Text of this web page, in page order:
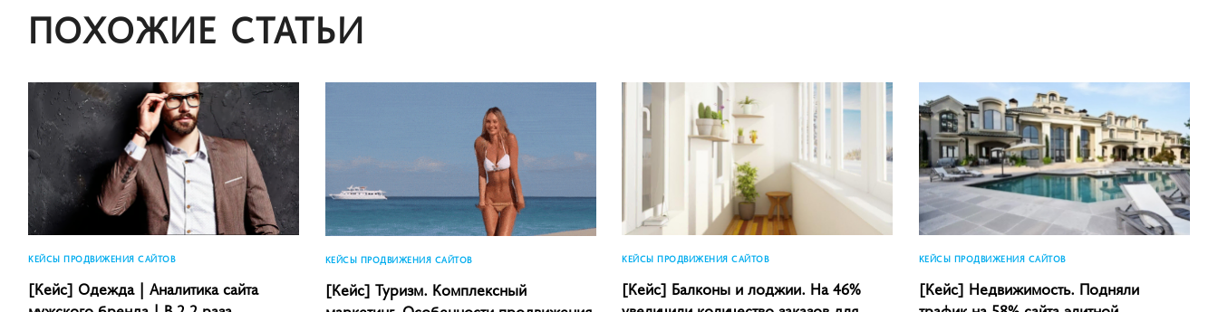
ПОХОЖИЕ СТАТЬИ
КЕЙСЫ ПРОДВИЖЕНИЯ САЙТОВ
[Кейс] Одежда | Аналитика сайта
КЕЙСЫ ПРОДВИЖЕНИЯ САЙТОВ
[Кейс] Туризм. Комплексный
КЕЙСЫ ПРОДВИЖЕНИЯ САЙТОВ
[Кейс] Балконы и лоджии. На 46%
КЕЙСЫ ПРОДВИЖЕНИЯ САЙТОВ
[Кейс] Недвижимость. Подняли